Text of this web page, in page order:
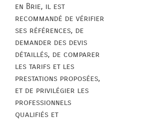
en Brie, il est
recommandé de vérifier
ses références, de
demander des devis
détaillés, de comparer
les tarifs et les
prestations proposées,
et de privilégier les
professionnels
qualifiés et